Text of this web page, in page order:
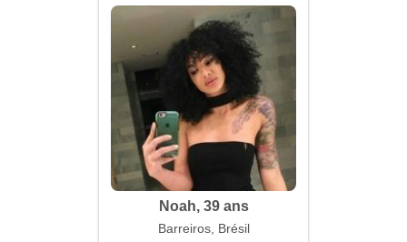
Noah, 39 ans
Barreiros, Brésil